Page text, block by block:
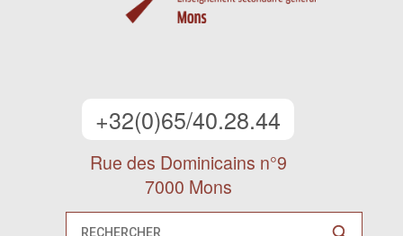
+32(0)65/40.28.44
Rue des Dominicains n°9
7000 Mons